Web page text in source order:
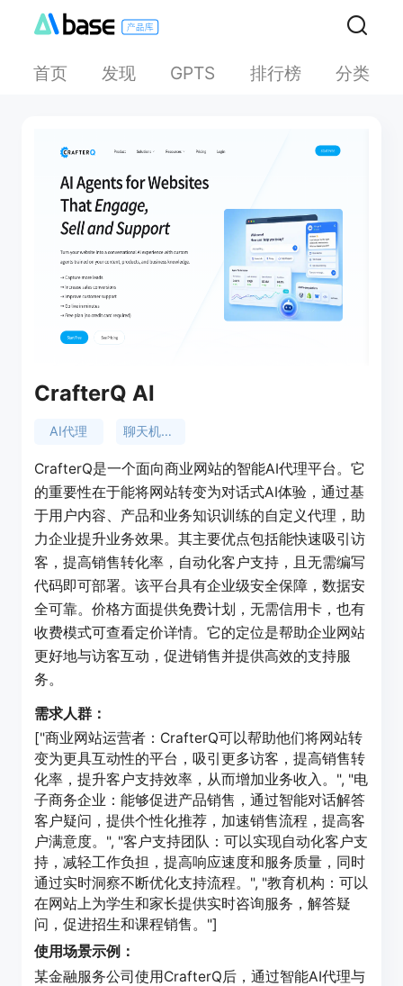
首页 发现 GPTS 排行榜 分类
CrafterQ AI
AI代理 聊天机器人
CrafterQ是一个面向商业网站的智能AI代理平台。它
的重要性在于能将网站转变为对话式AI体验，通过基
于用户内容、产品和业务知识训练的自定义代理，助
力企业提升业务效果。其主要优点包括能快速吸引访
客，提高销售转化率，自动化客户支持，且无需编写
代码即可部署。该平台具有企业级安全保障，数据安
全可靠。价格方面提供免费计划，无需信用卡，也有
收费模式可查看定价详情。它的定位是帮助企业网站
更好地与访客互动，促进销售并提供高效的支持服
务。
需求人群：
["商业网站运营者：CrafterQ可以帮助他们将网站转
变为更具互动性的平台，吸引更多访客，提高销售转
化率，提升客户支持效率，从而增加业务收入。", "电
子商务企业：能够促进产品销售，通过智能对话解答
客户疑问，提供个性化推荐，加速销售流程，提高客
户满意度。", "客户支持团队：可以实现自动化客户支
持，减轻工作负担，提高响应速度和服务质量，同时
通过实时洞察不断优化支持流程。", "教育机构：可以
在网站上为学生和家长提供实时咨询服务，解答疑
问，促进招生和课程销售。"]
使用场景示例：
某金融服务公司使用CrafterQ后，通过智能AI代理与